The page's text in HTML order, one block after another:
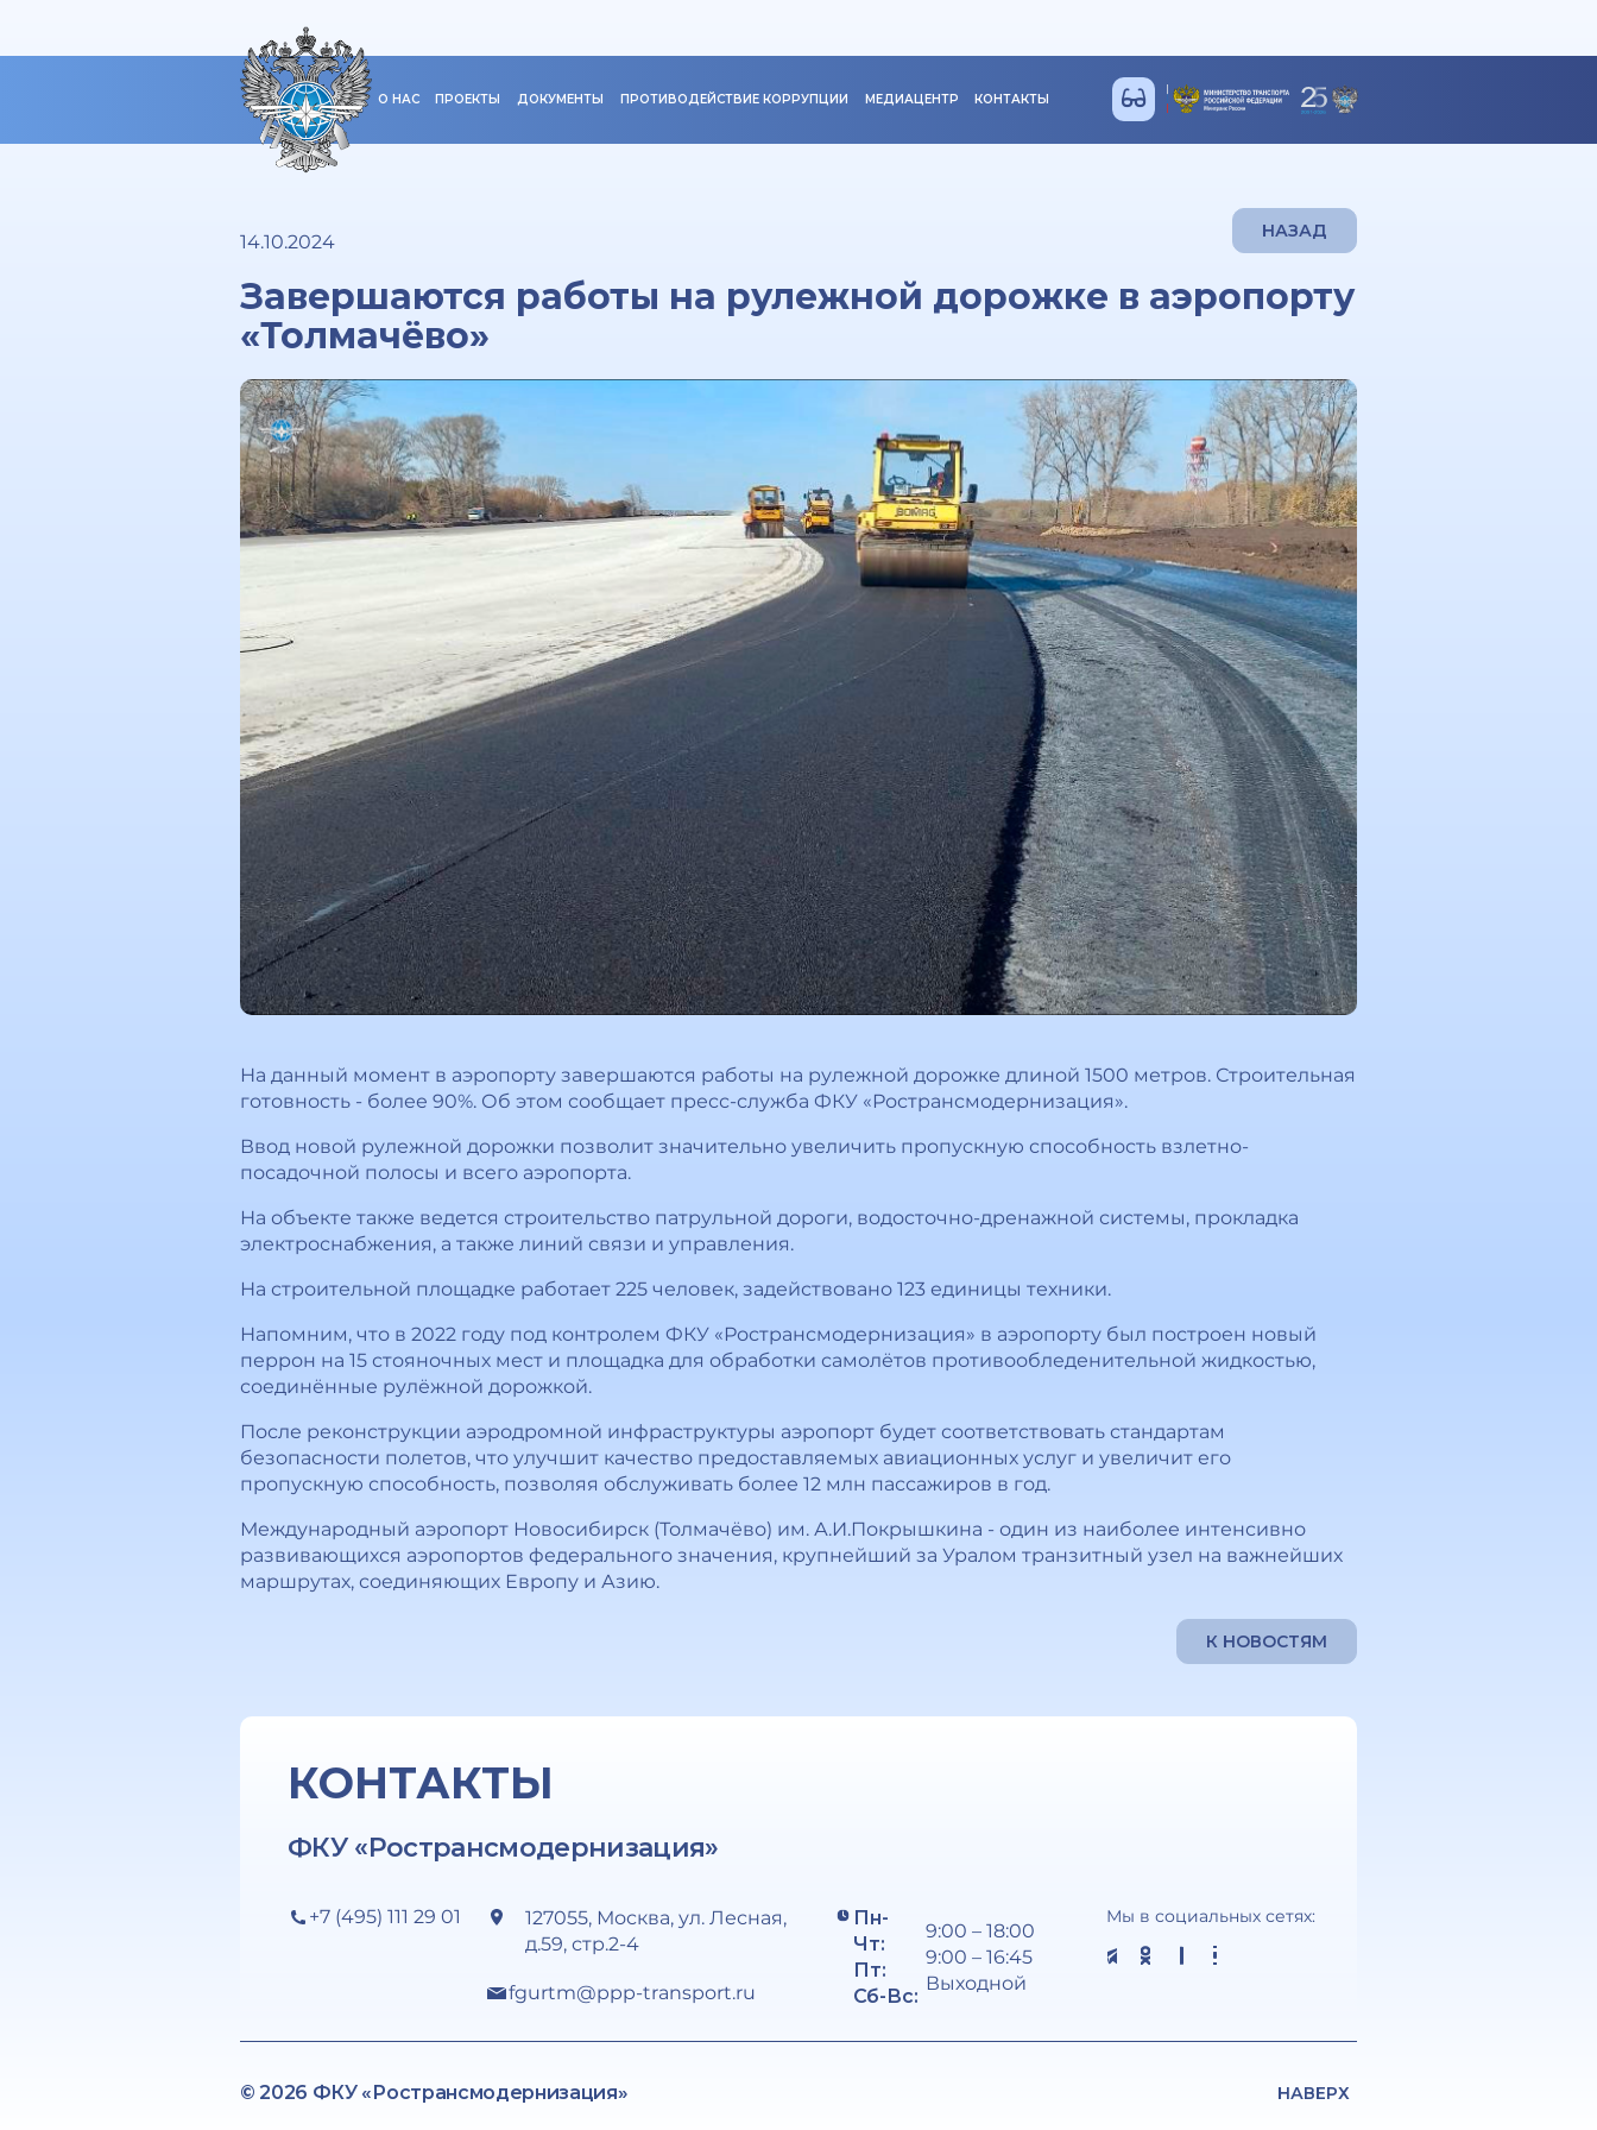
О НАС ПРОЕКТЫ ДОКУМЕНТЫ ПРОТИВОДЕЙСТВИЕ КОРРУПЦИИ МЕДИАЦЕНТР КОНТАКТЫ
14.10.2024 НАЗАД
Завершаются работы на рулежной дорожке в аэропорту
«Толмачёво»
На данный момент в аэропорту завершаются работы на рулежной дорожке длиной 1500 метров. Строительная
готовность - более 90%. Об этом сообщает пресс-служба ФКУ «Ространсмодернизация».
Ввод новой рулежной дорожки позволит значительно увеличить пропускную способность взлетно-
посадочной полосы и всего аэропорта.
На объекте также ведется строительство патрульной дороги, водосточно-дренажной системы, прокладка
электроснабжения, а также линий связи и управления.
На строительной площадке работает 225 человек, задействовано 123 единицы техники.
Напомним, что в 2022 году под контролем ФКУ «Ространсмодернизация» в аэропорту был построен новый
перрон на 15 стояночных мест и площадка для обработки самолётов противообледенительной жидкостью,
соединённые рулёжной дорожкой.
После реконструкции аэродромной инфраструктуры аэропорт будет соответствовать стандартам
безопасности полетов, что улучшит качество предоставляемых авиационных услуг и увеличит его
пропускную способность, позволяя обслуживать более 12 млн пассажиров в год.
Международный аэропорт Новосибирск (Толмачёво) им. А.И.Покрышкина - один из наиболее интенсивно
развивающихся аэропортов федерального значения, крупнейший за Уралом транзитный узел на важнейших
маршрутах, соединяющих Европу и Азию.
К НОВОСТЯМ
КОНТАКТЫ
ФКУ «Ространсмодернизация»
+7 (495) 111 29 01
127055, Москва, ул. Лесная,
д.59, стр.2-4
fgurtm@ppp-transport.ru
Пн-
Чт:
Пт:
Сб-Вс:
9:00 – 18:00
9:00 – 16:45
Выходной
Мы в социальных сетях:
© 2026 ФКУ «Ространсмодернизация» НАВЕРХ